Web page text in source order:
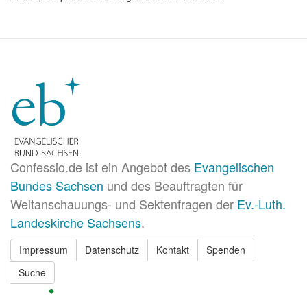
Confessio.de ist ein Angebot des Evangelischen
Bundes Sachsen und des Beauftragten für
Weltanschauungs- und Sektenfragen der Ev.-Luth.
Landeskirche Sachsens.
Impressum Datenschutz Kontakt
Spenden
Suche